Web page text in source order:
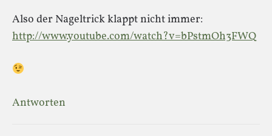
Also der Nageltrick klappt nicht immer:
http://www.youtube.com/watch?v=bPstmOh3FWQ
Antworten